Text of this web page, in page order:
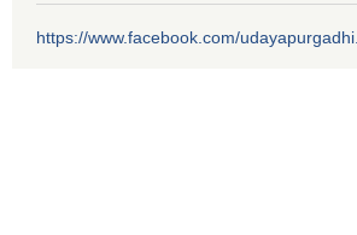
https://www.facebook.com/